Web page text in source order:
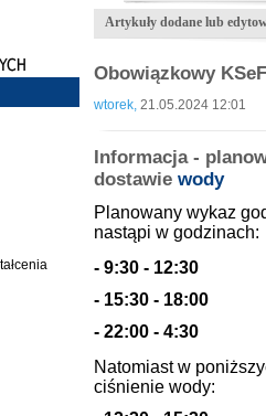
Artykuły dodane lub
Obowiązkowy
wtorek, 21.05.2024 12:01
Informacja -
dostawie wody
Planowany wykaz
nastąpi w godzinach:
- 9:30 - 12:30
- 15:30 - 18:00
- 22:00 - 4:30
Natomiast w
ciśnienie wody: